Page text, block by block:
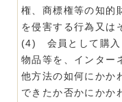
権、商標権等の知的
を侵害する行為又は
(4) 会員として購入
物品等を、インター
他方法の如何にかか
できたか否かにかか